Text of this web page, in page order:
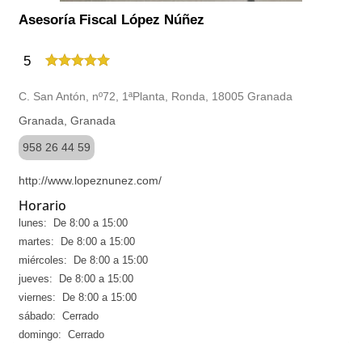
Asesoría Fiscal López Núñez
5
C. San Antón, nº72, 1ªPlanta, Ronda, 18005 Granada
Granada, Granada
958 26 44 59
http://www.lopeznunez.com/
Horario
lunes: De 8:00 a 15:00
martes: De 8:00 a 15:00
miércoles: De 8:00 a 15:00
jueves: De 8:00 a 15:00
viernes: De 8:00 a 15:00
sábado: Cerrado
domingo: Cerrado